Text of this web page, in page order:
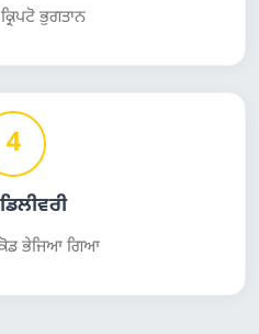
ਭੁਗਤਾਨ
4
ਭੇਜਿਆ ਗਿਆ